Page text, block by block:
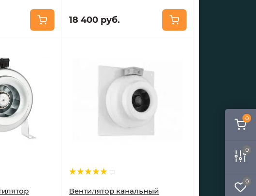
0
0
0
18 400 руб.
Вентилятор канальный